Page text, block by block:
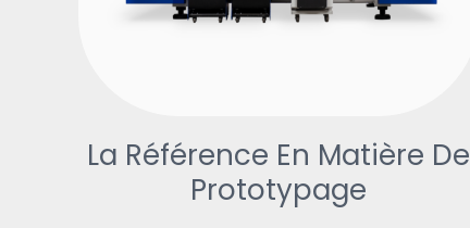
La Référence En Matière De
Prototypage